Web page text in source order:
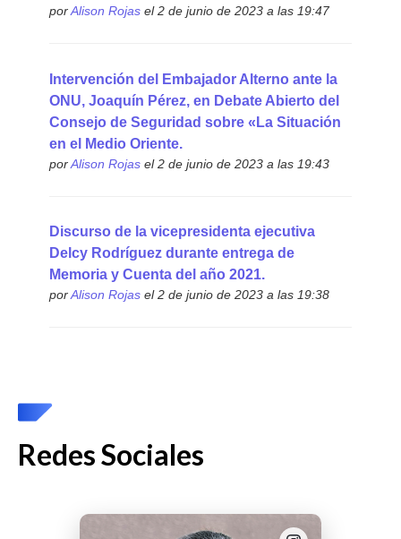
porAlison Rojasel 2 de junio de 2023 a las 19:47
Intervención del Embajador Alterno ante la
ONU, Joaquín Pérez, en Debate Abierto del
Consejo de Seguridad sobre «La Situación
en el Medio Oriente.
porAlison Rojasel 2 de junio de 2023 a las 19:43
Discurso de la vicepresidenta ejecutiva
Delcy Rodríguez durante entrega de
Memoria y Cuenta del año 2021.
porAlison Rojasel 2 de junio de 2023 a las 19:38
Redes Sociales